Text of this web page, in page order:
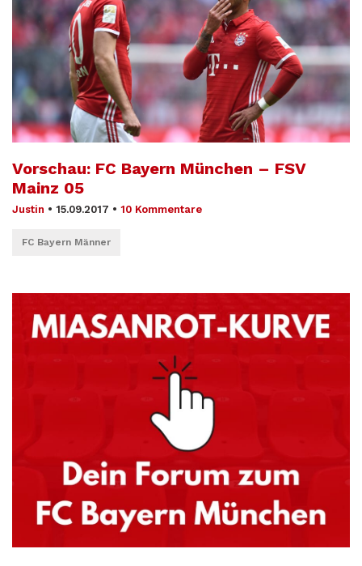
Vorschau: FC Bayern München – FSV
Mainz 05
Justin • 15.09.2017 • 10 Kommentare
FC Bayern Männer